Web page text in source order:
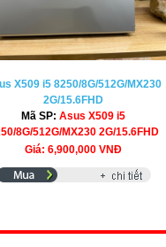
X509 i5 8250/8G/512G/MX230
2G/15.6FHD
Mã SP:Asus X509 i5
8G/512G/MX230 2G/15.6FHD
Giá: 6,900,000 VNĐ